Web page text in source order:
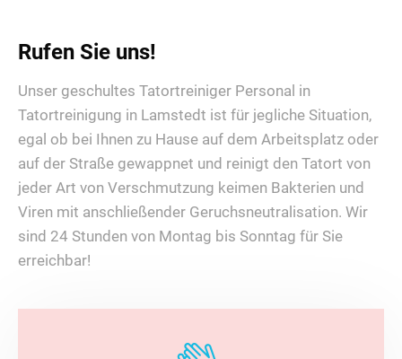
Rufen Sie uns!
Unser geschultes Tatortreiniger Personal in
Tatortreinigung in Lamstedt ist für jegliche Situation,
egal ob bei Ihnen zu Hause auf dem Arbeitsplatz oder
auf der Straße gewappnet und reinigt den Tatort von
jeder Art von Verschmutzung keimen Bakterien und
Viren mit anschließender Geruchsneutralisation. Wir
sind 24 Stunden von Montag bis Sonntag für Sie
erreichbar!